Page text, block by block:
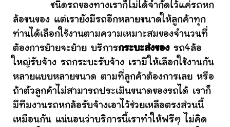
ชนิดรถของทางเราก็ไม่ได้จำกัดไว้แค่รถหก
ล้อขนของ แต่เรายังมีรถอีกหลายขนาดให้ลูกค้าทุก
ท่านได้เลือกใช้งานตามความเหมาะสมของจำนวนที่
ต้องการย้ายจะย้าย บริการกระบะส่งของรถ4ล้อ
ใหญ่รับจ้าง รถกระบะรับจ้าง เรามีให้เลือกใช้งานกัน
หลายแบบหลายขนาด ตามที่ลูกค้าต้องการเลย หรือ
ถ้าตัวลูกค้าไม่สามารถประเมินขนาดของรถได้ เราก็
มีทีมงานรถหกล้อรับจ้างเอาไว้ช่วยเหลือตรงส่วนนี้
เหมือนกัน แน่นอนว่าบริการนี้เราทำให้ฟรีๆ ไม่คิด